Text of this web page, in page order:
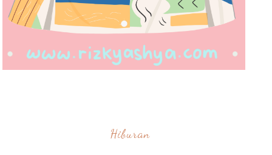
Hiburan